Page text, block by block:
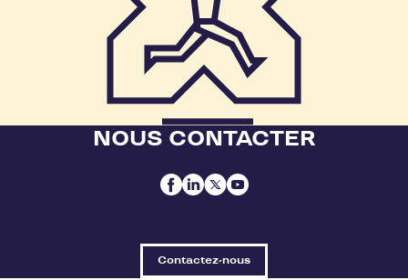
NOUS CONTACTER
Contactez-nous